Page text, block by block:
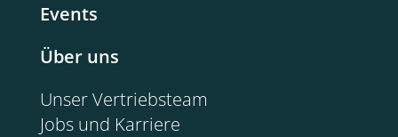
Events
Über uns
Unser Vertriebsteam
Jobs und Karriere